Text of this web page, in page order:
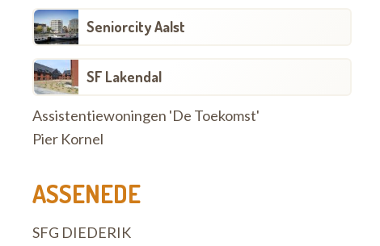
Seniorcity Aalst
SF Lakendal
Assistentiewoningen 'De Toekomst'
Pier Kornel
ASSENEDE
SFG DIEDERIK